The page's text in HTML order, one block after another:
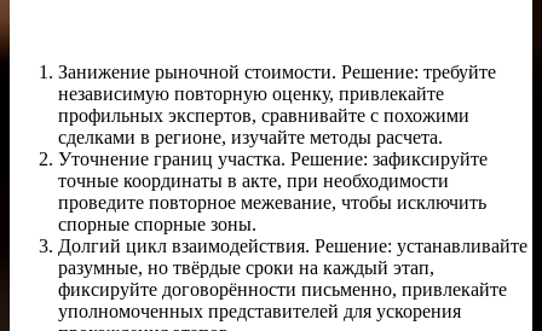
Занижение рыночной стоимости. Решение: требуйте
независимую повторную оценку, привлекайте
профильных экспертов, сравнивайте с похожими
сделками в регионе, изучайте методы расчета.
Уточнение границ участка. Решение: зафиксируйте
точные координаты в акте, при необходимости
проведите повторное межевание, чтобы исключить
спорные спорные зоны.
Долгий цикл взаимодействия. Решение: устанавливайте
разумные, но твёрдые сроки на каждый этап,
фиксируйте договорённости письменно, привлекайте
уполномоченных представителей для ускорения